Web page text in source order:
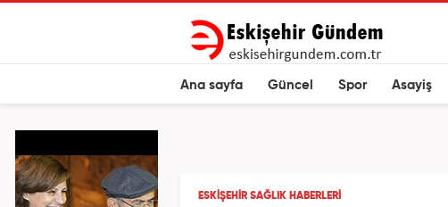
Ana sayfa Güncel Spor Asayiş
ESKIŞEHIR SAĞLIK HABERLERI